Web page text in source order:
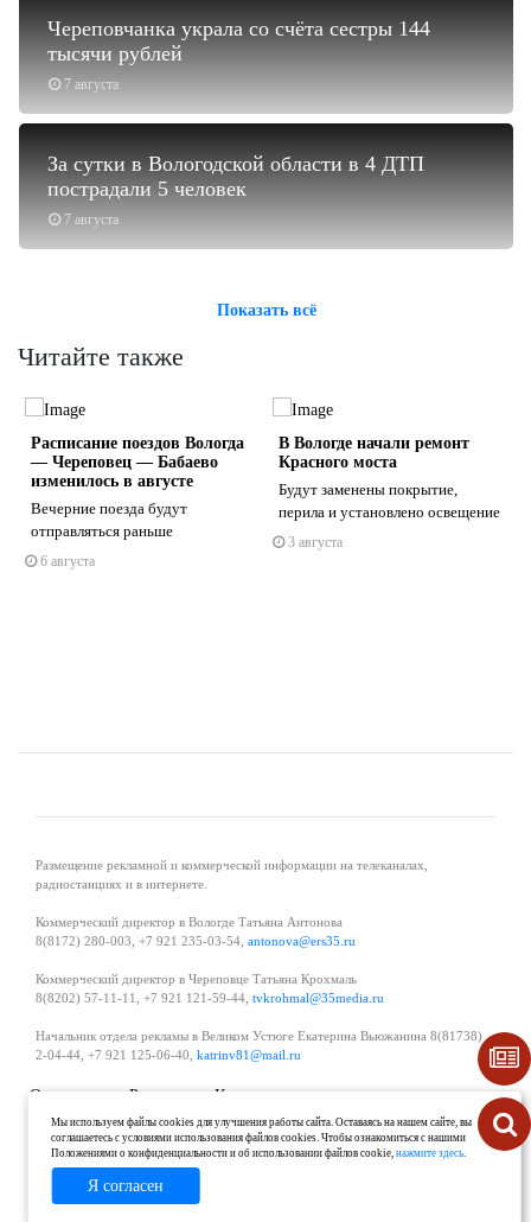
7 августа
Череповчанка украла со счёта сестры 144
тысячи рублей
7 августа
За сутки в Вологодской области в 4 ДТП
пострадали 5 человек
Показать всё
Читайте также
Расписание поездов Вологда
— Череповец — Бабаево
изменилось в августе
Вечерние поезда будут
отправляться раньше
6 августа
В Вологде начали ремонт
Красного моста
Будут заменены покрытие,
перила и установлено освещение
3 августа
Размещение рекламной и коммерческой информации на телеканалах,
радиостанциях и в интернете.
Коммерческий директор в Вологде Татьяна Антонова
8(8172) 280-003, +7 921 235-03-54, antonova@ers35.ru
Коммерческий директор в Череповце Татьяна Крохмаль
8(8202) 57-11-11, +7 921 121-59-44, tvkrohmal@35media.ru
Начальник отдела рекламы в Великом Устюге Екатерина Вьюжанина 8(81738)
2-04-44, +7 921 125-06-40, katrinv81@mail.ru
О проекте Реклама
Контакты
Политика в области обработки и защиты персональных данных
Мы используем файлы cookies для улучшения работы сайта. Оставаясь на нашем сайте, вы
соглашаетесь с условиями использования файлов cookies. Чтобы ознакомиться с нашими
Положениями о конфиденциальности и об использовании файлов cookie,нажмите здесь.
Я согласен